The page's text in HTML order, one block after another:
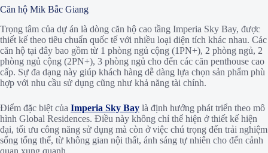
Căn hộ Mik Bắc Giang
Trọng tâm của dự án là dòng căn hộ cao tầng Imperia Sky Bay, được
thiết kế theo tiêu chuẩn quốc tế với nhiều loại diện tích khác nhau. Các
căn hộ tại đây bao gồm từ 1 phòng ngủ cộng (1PN+), 2 phòng ngủ, 2
phòng ngủ cộng (2PN+), 3 phòng ngủ cho đến các căn penthouse cao
cấp. Sự đa dạng này giúp khách hàng dễ dàng lựa chọn sản phẩm phù
hợp với nhu cầu sử dụng cũng như khả năng tài chính.
Điểm đặc biệt của Imperia Sky Bay là định hướng phát triển theo mô
hình Global Residences. Điều này không chỉ thể hiện ở thiết kế hiện
đại, tối ưu công năng sử dụng mà còn ở việc chú trọng đến trải nghiệm
sống tổng thể, từ không gian nội thất, ánh sáng tự nhiên cho đến cảnh